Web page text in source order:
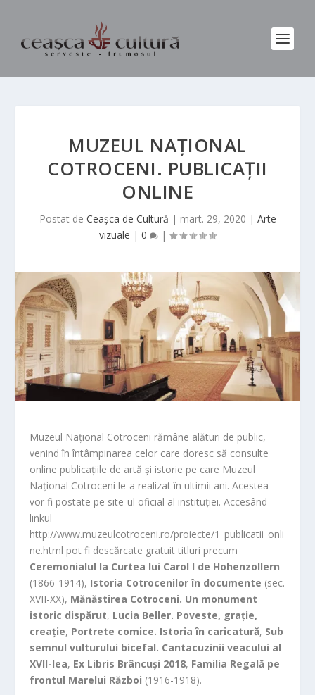
MUZEUL NAȚIONAL
COTROCENI. PUBLICAȚII
ONLINE
Postat de Ceașca de Cultură | mart. 29, 2020 | Arte
vizuale | 0 |
Muzeul Național Cotroceni rămâne alături de public,
venind în întâmpinarea celor care doresc să consulte
online publicațiile de artă și istorie pe care Muzeul
Național Cotroceni le-a realizat în ultimii ani. Acestea
vor fi postate pe site-ul oficial al instituției. Accesând
linkul
http://www.muzeulcotroceni.ro/proiecte/1_publicatii_onli
ne.html pot fi descărcate gratuit titluri precum
Ceremonialul la Curtea lui Carol I de Hohenzollern
(1866-1914), Istoria Cotrocenilor în documente (sec.
XVII-XX), Mănăstirea Cotroceni. Un monument
istoric dispărut, Lucia Beller. Poveste, grație,
creație, Portrete comice. Istoria în caricatură, Sub
semnul vulturului bicefal. Cantacuzinii veacului al
XVII-lea, Ex Libris Brâncuși 2018, Familia Regală pe
frontul Marelui Război (1916-1918).